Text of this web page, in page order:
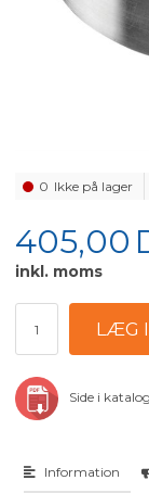
0 Ikke på lager
405,00
inkl. moms
Side i
Information